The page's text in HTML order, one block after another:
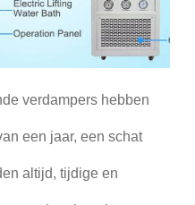
verdampers hebben
een jaar, een schat
altijd, tijdige en